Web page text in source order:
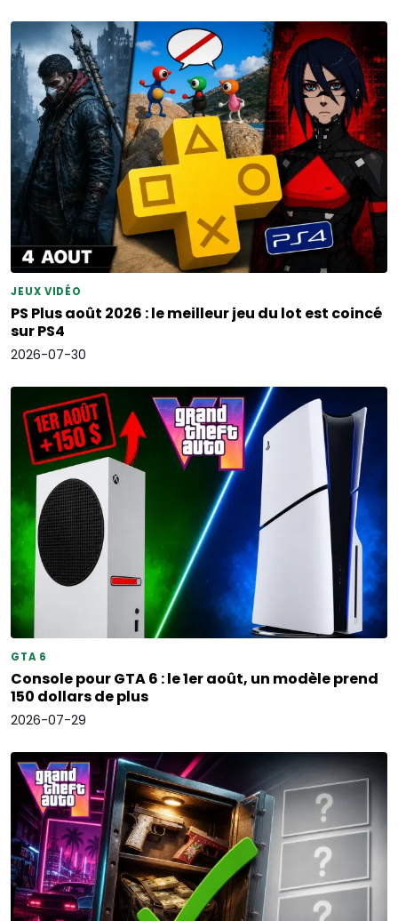
JEUX VIDÉO
PS Plus août 2026 : le meilleur jeu du lot est coincé
sur PS4
2026-07-30
GTA 6
Console pour GTA 6 : le 1er août, un modèle prend
150 dollars de plus
2026-07-29